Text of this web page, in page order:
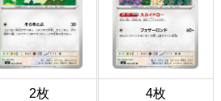
2枚 4枚